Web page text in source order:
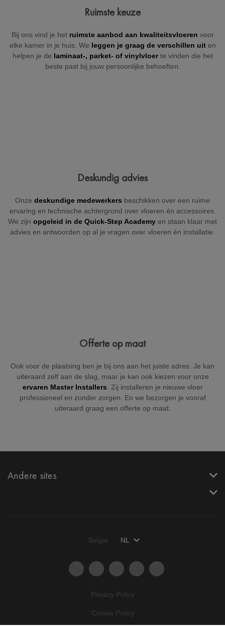
(indien nodig).
Ruimste keuze
Bij ons vind je het ruimste aanbod aan kwaliteitsvloeren voor
elke kamer in je huis. We leggen je graag de verschillen uit en
helpen je de laminaat-, parket- of vinylvloerte vinden die het
beste past bij jouw persoonlijke behoeften.
Deskundig advies
Onze deskundige medewerkers beschikken over een ruime
ervaring en technische achtergrond over vloeren én accessoires.
We zijn opgeleid in de Quick-Step Academy en staan klaar met
advies en antwoorden op al je vragen over vloeren én installatie.
Offerte op maat
Ook voor de plaatsing ben je bij ons aan het juiste adres. Je kan
uiteraard zelf aan de slag, maar je kan ook kiezen voor onze
ervaren Master Installers . Zij installeren je nieuwe vloer
professioneel en zonder zorgen. En we bezorgen je vooraf
uiteraard graag een offerte op maat.
Andere sites
Privacy Policy
Cookie Policy
België NL